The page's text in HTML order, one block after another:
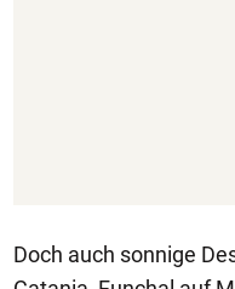
Doch auch sonnige